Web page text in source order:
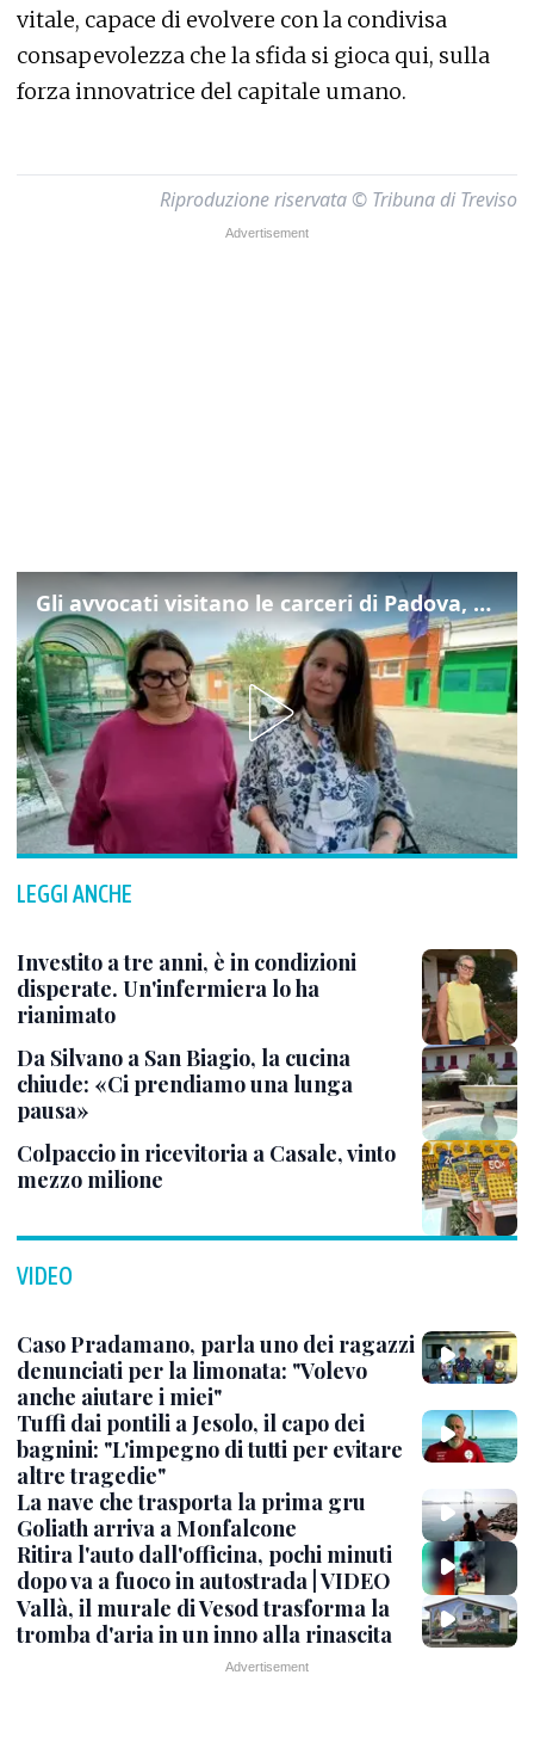
vitale, capace di evolvere con la condivisa
consapevolezza che la sfida si gioca qui, sulla
forza innovatrice del capitale umano.
Riproduzione riservata © Tribuna di Treviso
Gli avvocati visitano le carceri di Padova, ecco cosa hanno trovato
LEGGI ANCHE
Investito a tre anni, è in condizioni
disperate. Un'infermiera lo ha
rianimato
Da Silvano a San Biagio, la cucina
chiude: «Ci prendiamo una lunga
pausa»
Colpaccio in ricevitoria a Casale, vinto
mezzo milione
VIDEO
Caso Pradamano, parla uno dei ragazzi
denunciati per la limonata: "Volevo
anche aiutare i miei"
Tuffi dai pontili a Jesolo, il capo dei
bagnini: "L'impegno di tutti per evitare
altre tragedie"
La nave che trasporta la prima gru
Goliath arriva a Monfalcone
Ritira l'auto dall'officina, pochi minuti
dopo va a fuoco in autostrada | VIDEO
Vallà, il murale di Vesod trasforma la
tromba d'aria in un inno alla rinascita